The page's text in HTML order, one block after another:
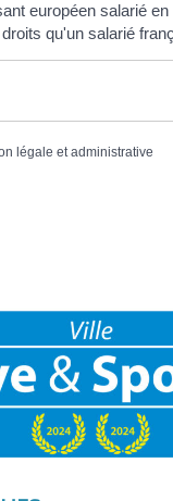
européen salarié
qu'un salarié
légale et administrative